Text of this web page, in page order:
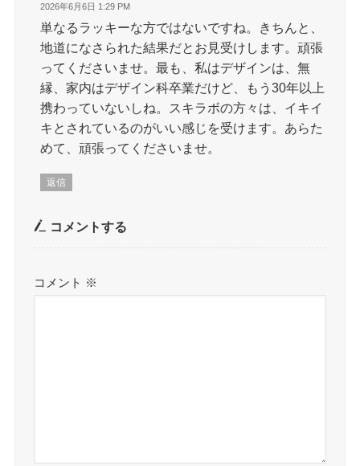
2026年6月6日 1:29 PM
単なるラッキーな方ではないですね。きちんと、
地道になさられた結果だとお見受けします。頑張
ってくださいませ。最も、私はデザインは、無
縁、家内はデザイン科卒業だけど、もう30年以上
携わっていないしね。スキラボの方々は、イキイ
キとされているのがいい感じを受けます。あらた
めて、頑張ってくださいませ。
返信
コメントする
コメント ※